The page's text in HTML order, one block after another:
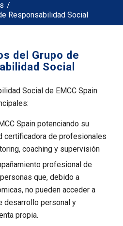
/
Responsabilidad Social
del Grupo de
Social
Social de EMCC Spain
Spain potenciando su
certificadora de profesionales
coaching y supervisión
profesional de
que, debido a
nopueden acceder a
desarrollo personal y
propia.